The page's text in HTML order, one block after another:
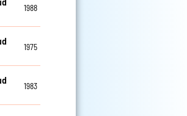
1988
1975
1983